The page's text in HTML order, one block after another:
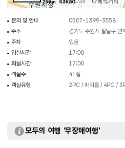
250m
문의 및 안내
0507-1399-3558
주소
경기도 수원시 팔달구
주차
있음
입실시간
17:00
퇴실시간
12:00
객실수
41실
객실유형
2PC / 파티룸 / 4PC /
모두의 여행 '무장애여행'